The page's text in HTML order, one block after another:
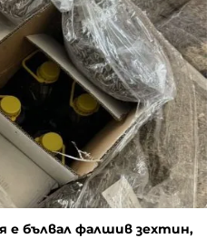
е бълвал фалшив зехтин,